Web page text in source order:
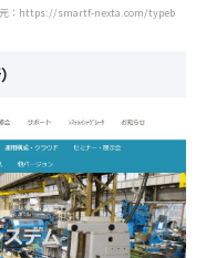
元：https://smartf-nexta.com/typeb